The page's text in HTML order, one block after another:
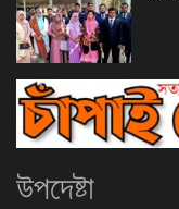
উপদেষ্টা